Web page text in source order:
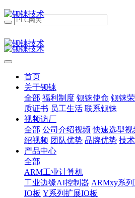
首页
关于钡铼
全部 福利制度 钡铼使命 钡铼
质证书 员工生活 联系钡铼
视频访厂
全部 公司介绍视频 快速选型视
绍视频 团队优势 品牌优势 技
产品中心
全部
ARM工业计算机
工业边缘AI控制器 ARMxy系
IO板 Y系列扩展IO板